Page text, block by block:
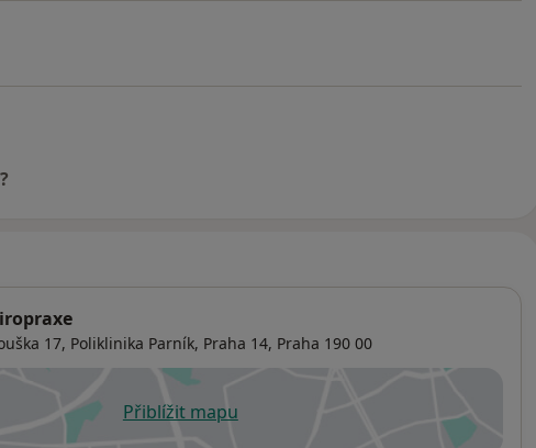
17, Poliklinika Parník, Praha 14, Praha 190 00
Přiblížit mapuse otevře v nové záložce